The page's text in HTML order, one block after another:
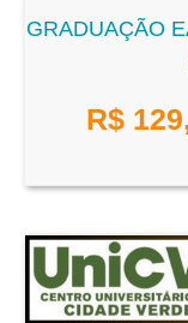
GRADUAÇÃO
R$